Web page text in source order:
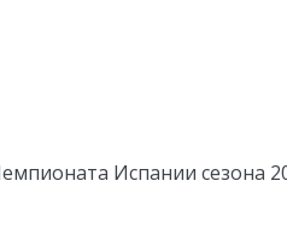
Испании сезона